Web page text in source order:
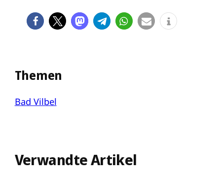
Themen
Bad Vilbel
Verwandte Artikel